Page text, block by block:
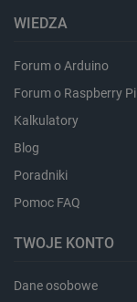
WIEDZA
Forum o Arduino
Forum o Raspberry Pi
Kalkulatory
Blog
Poradniki
Pomoc FAQ
TWOJE KONTO
Dane osobowe
critData